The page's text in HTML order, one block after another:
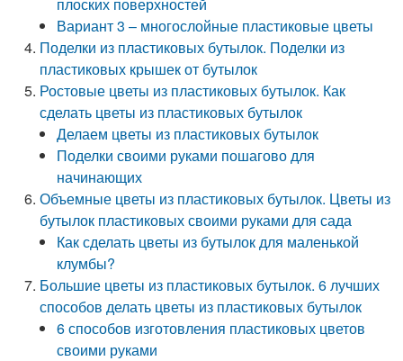
Вариант 3 – многослойные пластиковые цветы
Поделки из пластиковых бутылок. Поделки из
пластиковых крышек от бутылок
Ростовые цветы из пластиковых бутылок. Как
сделать цветы из пластиковых бутылок
Делаем цветы из пластиковых бутылок
Поделки своими руками пошагово для
начинающих
Объемные цветы из пластиковых бутылок. Цветы из
бутылок пластиковых своими руками для сада
Как сделать цветы из бутылок для маленькой
клумбы?
Большие цветы из пластиковых бутылок. 6 лучших
способов делать цветы из пластиковых бутылок
6 способов изготовления пластиковых цветов
своими руками